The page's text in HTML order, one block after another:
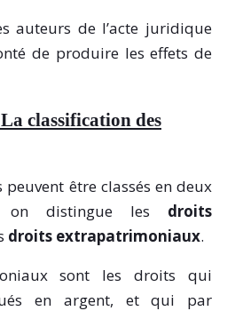
auteurs de l’acte juridique
de produire les effets de
a classification des
être classés en deux
on distingue les droits
droits extrapatrimoniaux.
sont les droits qui
en argent, et qui par